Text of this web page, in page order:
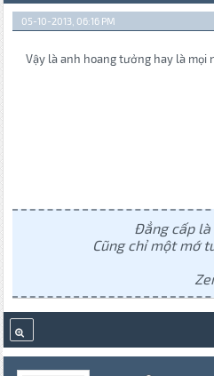
05-10-2013, 06:16 PM
Vậy là anh hoang tưởng hay là mọi
Đẳng cấp là
Cũng chỉ một mớ
Zeroman